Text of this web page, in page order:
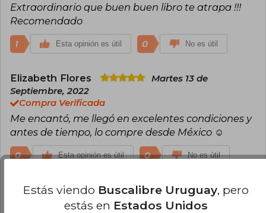
mejor novela erótica que otorga el Premio
Pasión por la Novela Romántica.
Megan Maxwell vive en un precioso pueblo de
Madrid, en compañía de su marido, sus hijos, su
Extraordinario que buen buen libro te atrapa !!!
Recomendado
1 Esta opinión es útil 0 No es útil
Elizabeth Flores
Martes 13 de
Septiembre, 2022
Compra Verificada
Me encantó, me llegó en excelentes condiciones y
antes de tiempo, lo compre desde México ☺️
0 Esta opinión es útil 0 No es útil
Yasna Escobar
Jueves 29 de
Septiembre, 2022
Estás viendo Buscalibre Uruguay, pero
estás en Estados Unidos